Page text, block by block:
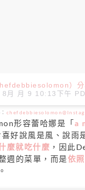
）分
月 月 9 10:13下午
形容蕾哈娜是「 a
喜好說風是風、說雨
麼就吃什麼 ，因此
週的菜單，而是依
。